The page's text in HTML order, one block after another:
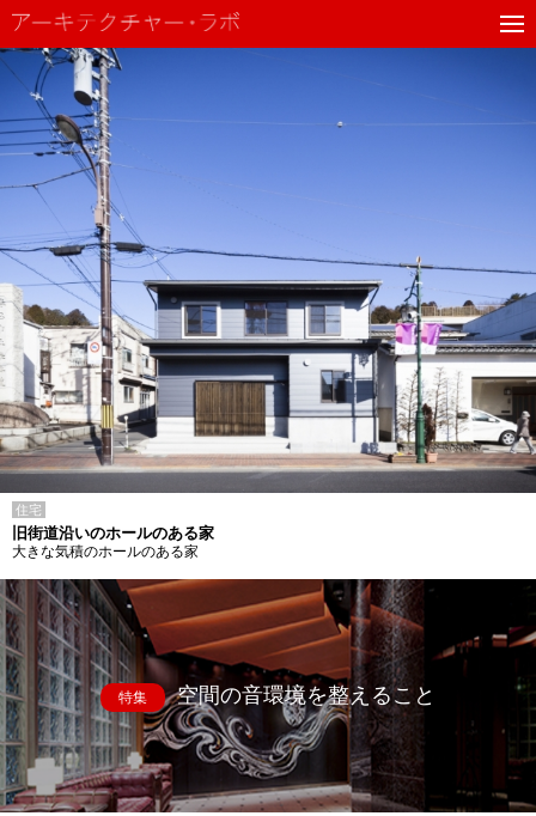
住宅
旧街道沿いのホールのある家
大きな気積のホールのある家
特集 空間の音環境を整えること